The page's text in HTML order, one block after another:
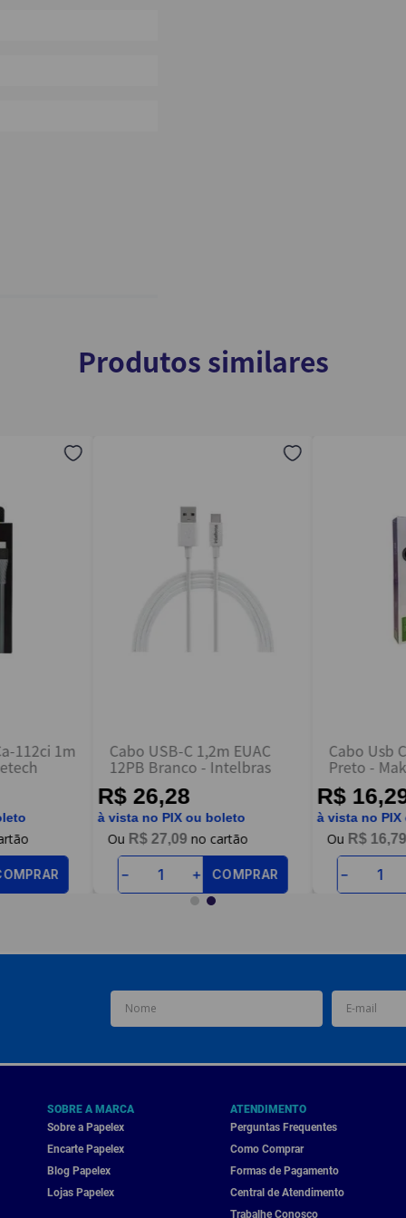
Produtos similares
112ci 1m Cabo USB-C 1,2m EUAC
12PB Branco - Intelbras
R$ 26,28
à vista no PIX ou boleto
R$ 27,09
＋
－ COMPRAR
Cabo Usb
Preto -
R$
à vista no
R$ 16,79
－
SOBRE A MARCA
Sobre a Papelex
Encarte Papelex
Blog Papelex
Lojas Papelex
ATENDIMENTO
Perguntas Frequentes
Como Comprar
Formas de Pagamento
Central de Atendimento
Trabalhe Conosco